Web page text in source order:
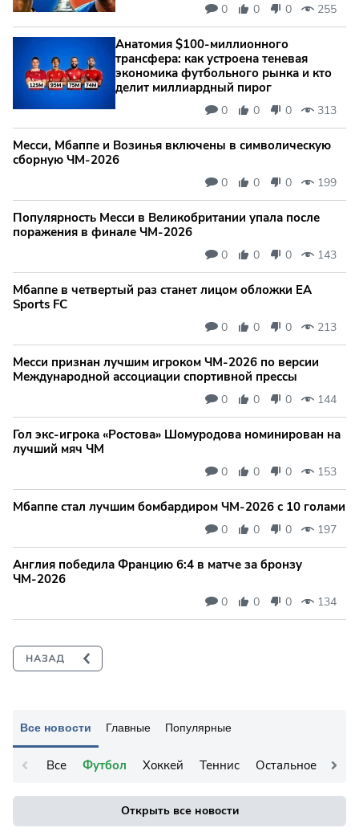
Все новости Главные Популярные
Все Футбол Хоккей Теннис Остальное
Открыть все новости
0 0 0 255
Анатомия $100-миллионного
трансфера: как устроена теневая
экономика футбольного рынка и кто
делит миллиардный пирог
0 0 0 313
Месси, Мбаппе и Возинья включены в символическую
сборную ЧМ-2026
0 0 0 199
Популярность Месси в Великобритании упала после
поражения в финале ЧМ-2026
0 0 0 143
Мбаппе в четвертый раз станет лицом обложки EA
Sports FC
0 0 0 213
Месси признан лучшим игроком ЧМ-2026 по версии
Международной ассоциации спортивной прессы
0 0 0 144
Гол экс-игрока «Ростова» Шомуродова номинирован на
лучший мяч ЧМ
0 0 0 153
Мбаппе стал лучшим бомбардиром ЧМ-2026 с 10 голами
0 0 0 197
Англия победила Францию 6:4 в матче за бронзу
ЧМ-2026
0 0 0 134